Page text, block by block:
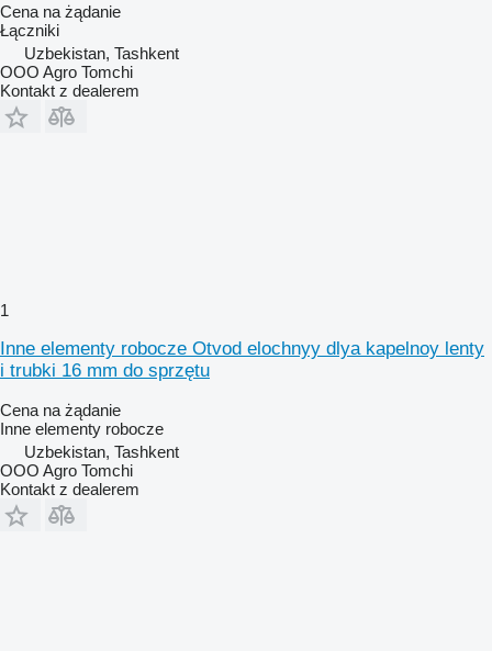
Cena na żądanie
Łączniki
Uzbekistan, Tashkent
OOO Agro Tomchi
Kontakt z dealerem
1
Inne elementy robocze Otvod elochnyy dlya kapelnoy lenty
i trubki 16 mm do sprzętu
Cena na żądanie
Inne elementy robocze
Uzbekistan, Tashkent
OOO Agro Tomchi
Kontakt z dealerem